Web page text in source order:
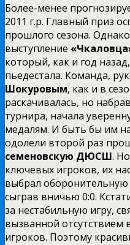
Более-менее
2011 г.р. Главный приз
прошлого сезона.
выступление
который, как и год
пьедестала. Команда,
Шокуровым, как и в
раскачивалась, но
турнира, начала
медалям. И быть бы им
одолели второй раз
семеновскую ДЮСШ.
ключевых игроков, их
выбрал оборонительную
сыграв вничью 0:0.
за нестабильную игру,
вызванной
игроков. Поэтому